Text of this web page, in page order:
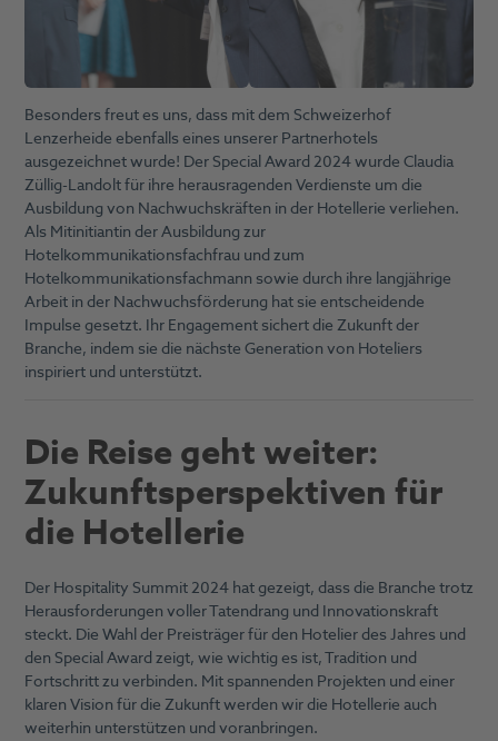
Besonders freut es uns, dass mit dem Schweizerhof
Lenzerheide ebenfalls eines unserer Partnerhotels
ausgezeichnet wurde! Der Special Award 2024 wurde Claudia
Züllig-Landolt für ihre herausragenden Verdienste um die
Ausbildung von Nachwuchskräften in der Hotellerie verliehen.
Als Mitinitiantin der Ausbildung zur
Hotelkommunikationsfachfrau und zum
Hotelkommunikationsfachmann sowie durch ihre langjährige
Arbeit in der Nachwuchsförderung hat sie entscheidende
Impulse gesetzt. Ihr Engagement sichert die Zukunft der
Branche, indem sie die nächste Generation von Hoteliers
inspiriert und unterstützt.
Die Reise geht weiter:
Zukunftsperspektiven für
die Hotellerie
Der Hospitality Summit 2024 hat gezeigt, dass die Branche trotz
Herausforderungen voller Tatendrang und Innovationskraft
steckt. Die Wahl der Preisträger für den Hotelier des Jahres und
den Special Award zeigt, wie wichtig es ist, Tradition und
Fortschritt zu verbinden. Mit spannenden Projekten und einer
klaren Vision für die Zukunft werden wir die Hotellerie auch
weiterhin unterstützen und voranbringen.